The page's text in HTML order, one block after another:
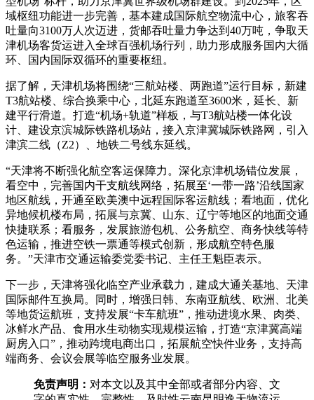
域枢纽功能进一步完善，基本建成国际航空物流中心，旅客吞
吐量向3100万人次迈进，货邮吞吐量力争达到40万吨，争取天
津机场客货运进入全球百强机场行列，助力形成服务国内大循
环、国内国际双循环的重要枢纽。
据了解，天津机场将围绕“三航站楼、两跑道”运行目标，新建
T3航站楼、综合换乘中心，北延东跑道至3600米，延长、新
建平行滑道。打造“机场+轨道”样板，与T3航站楼一体化设
计、建设京滨城际铁路机场站，接入京津冀城际铁路网，引入
津滨二线（Z2）、地铁二号线东延线。
“天津将不断强化航空客运保障力。深化京津机场错位发展，
看空中，完善国内干支航线网络，拓展至‘一带一路’沿线国家
地区航线，开通至欧美澳中远程国际客运航线；看地面，优化
异地候机楼布局，拓展与京冀、山东、辽宁等地区的地面交通
快捷联系；看服务，发展旅游包机、公务航空、商务快线等特
色运输，推进空铁一票通等模式创新，形成航空特色服
务。”天津市交通运输委党委书记、主任王魁臣表示。
下一步，天津将强化临空产业承载力，建成大通关基地、天津
国际邮件互换局。同时，增强日韩、东南亚航线、欧洲、北美
等地货运航班，支持发展“卡车航班”，推动进境水果、肉类、
冰鲜水产品、食用水生动物实现规模运输，打造“京津冀高端
厨房入口”，推动跨境电商出口，拓展航空快件业务，支持高
端商务、会议会展等临空服务业发展。
免责声明： 对本文以及其中全部或者部分内容、文